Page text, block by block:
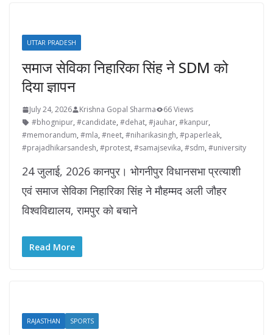
UTTAR PRADESH
समाज सेविका निहारिका सिंह ने SDM को
दिया ज्ञापन
July 24, 2026 Krishna Gopal Sharma
66 Views
#bhognipur, #candidate, #dehat, #jauhar, #kanpur,
#memorandum, #mla, #neet, #niharikasingh, #paperleak,
#prajadhikarsandesh, #protest, #samajsevika, #sdm, #university
24 जुलाई, 2026 कानपुर। भोगनीपुर विधानसभा प्रत्याशी
एवं समाज सेविका निहारिका सिंह ने मौहम्मद अली जौहर
विश्वविद्यालय, रामपुर को बचाने
Read More
RAJASTHAN SPORTS